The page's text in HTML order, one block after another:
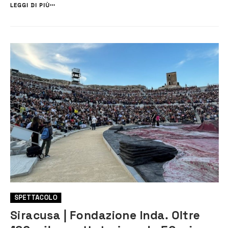
progettato dall’assessorato alla Cultura di Siracusa. La Conversazione
LEGGI DI PIÙ
SPETTACOLO
Siracusa | Fondazione Inda. Oltre